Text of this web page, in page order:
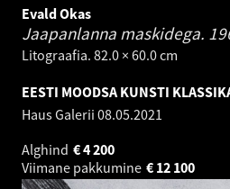
Evald Okas
Jaapanlanna maskidega.
Litograafia. 82.0 × 60.0 cm
EESTI MOODSA KUNSTI
Haus Galerii 08.05.2021
Alghind
4 200
€
Viimane pakkumine
12 100
€